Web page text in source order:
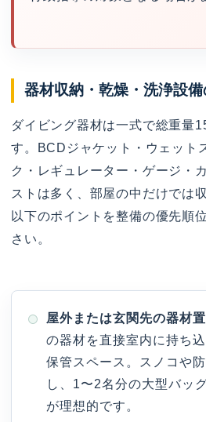
器材収納・乾燥・洗浄設
ダイビング器材は一式で総重量
す。BCDジャケット・ウェット
ク・レギュレーター・ゲージ・
ストは多く、部屋の中だけでは
以下のポイントを整備の優先順
さい。
屋外または玄関先の器材
の器材を直接室内に持ち
保管スペース。スノコや
し、1〜2名分の大型バッ
が理想的です。